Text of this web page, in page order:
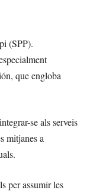
(SPP).
que engloba
se als serveis
mitjanes a
per assumir les